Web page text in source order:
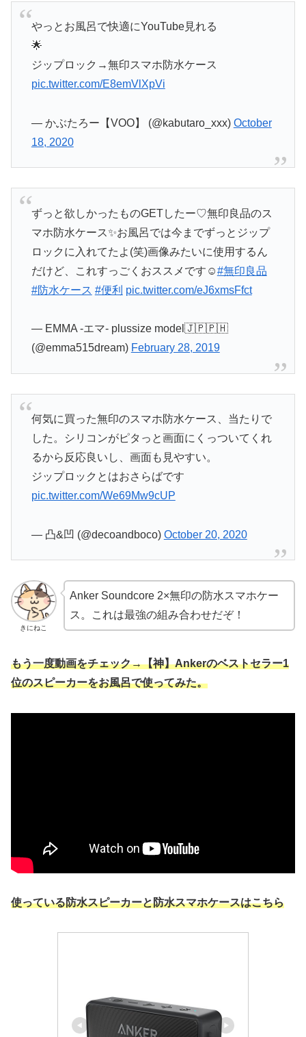
やっとお風呂で快適にYouTube見れる
🌟
ジップロック→無印スマホ防水ケース
pic.twitter.com/E8emVlXpVi
— かぶたろー【VOO】 (@kabutaro_xxx) October
18, 2020
ずっと欲しかったものGETしたー♡無印良品のス
マホ防水ケース✨お風呂では今までずっとジップ
ロックに入れてたよ(笑)画像みたいに使用するん
だけど、これすっごくおススメです☺️#無印良品
#防水ケース #便利 pic.twitter.com/eJ6xmsFfct
— EMMA -エマ- plussize model🇯🇵🇵🇭
(@emma515dream) February 28, 2019
何気に買った無印のスマホ防水ケース、当たりで
した。シリコンがピタっと画面にくっついてくれ
るから反応良いし、画面も見やすい。
ジップロックとはおさらばです
pic.twitter.com/We69Mw9cUP
— 凸&凹 (@decoandboco) October 20, 2020
きにねこ
Anker Soundcore 2×無印の防水スマホケー
ス。これは最強の組み合わせだぞ！
もう一度動画をチェック→【神】Ankerのベストセラー1
位のスピーカーをお風呂で使ってみた。
使っている防水スピーカーと防水スマホケースはこちら